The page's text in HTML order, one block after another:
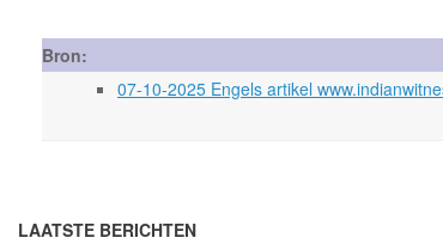
Bron:
07-10-2025 Engels artikel
LAATSTE BERICHTEN